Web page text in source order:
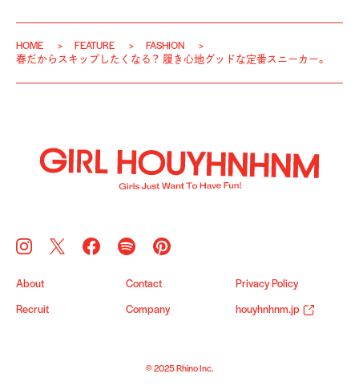
HOME FEATURE
FASHION
春だからスキップしたくなる？ 履き心地グッドな定番スニーカー。
About Contact Privacy Policy
Recruit Company houyhnhnm.jp
© 2025 Rhino Inc.